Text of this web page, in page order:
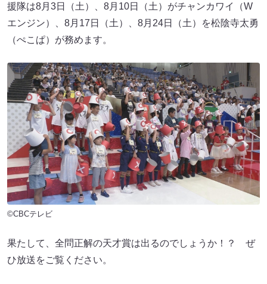
援隊は8月3日（土）、8月10日（土）がチャンカワイ（W
エンジン）、8月17日（土）、8月24日（土）を松陰寺太勇
（ぺこぱ）が務めます。
©CBCテレビ
果たして、全問正解の天才賞は出るのでしょうか！？ ぜ
ひ放送をご覧ください。